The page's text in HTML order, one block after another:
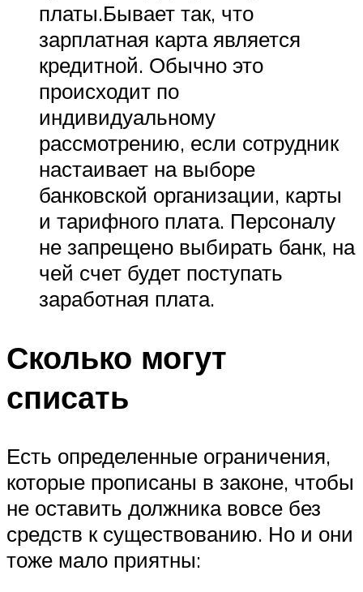
платы.Бывает так, что
зарплатная карта является
кредитной. Обычно это
происходит по
индивидуальному
рассмотрению, если сотрудник
настаивает на выборе
банковской организации, карты
и тарифного плата. Персоналу
не запрещено выбирать банк, на
чей счет будет поступать
заработная плата.
Сколько могут
списать
Есть определенные ограничения,
которые прописаны в законе, чтобы
не оставить должника вовсе без
средств к существованию. Но и они
тоже мало приятны: